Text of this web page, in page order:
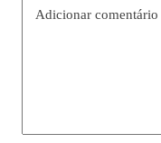
Adicionar comentário